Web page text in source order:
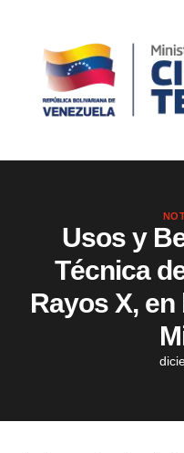
Usos y
Técnica
Rayos X,